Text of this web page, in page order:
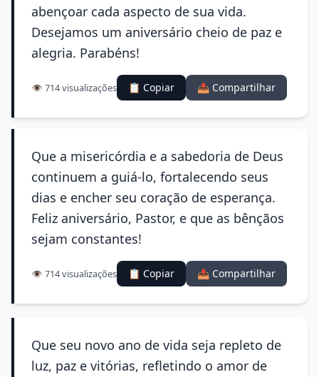
abençoar cada aspecto de sua vida.
Desejamos um aniversário cheio de paz e
alegria. Parabéns!
👁️ 714 visualizações 📋 Copiar 📤 Compartilhar
Que a misericórdia e a sabedoria de Deus
continuem a guiá-lo, fortalecendo seus
dias e encher seu coração de esperança.
Feliz aniversário, Pastor, e que as bênçãos
sejam constantes!
👁️ 714 visualizações 📋 Copiar 📤 Compartilhar
Que seu novo ano de vida seja repleto de
luz, paz e vitórias, refletindo o amor de